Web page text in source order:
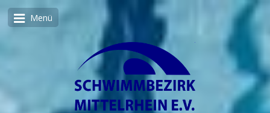
Menü